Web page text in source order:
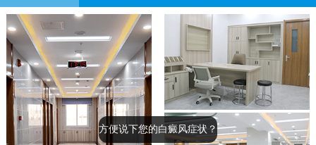
方便说下您的白癜风症状？